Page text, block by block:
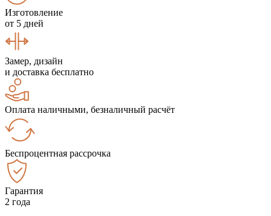
Изготовление
от 5 дней
Замер, дизайн
и доставка бесплатно
Оплата наличными, безналичный расчёт
Беспроцентная рассрочка
Гарантия
2 года